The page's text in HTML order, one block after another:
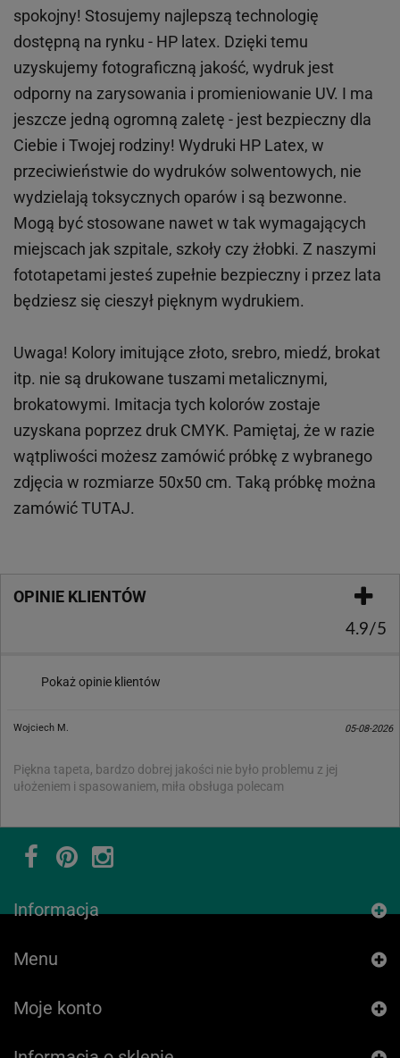
spokojny! Stosujemy najlepszą technologię
dostępną na rynku - HP latex. Dzięki temu
uzyskujemy fotograficzną jakość, wydruk jest
odporny na zarysowania i promieniowanie UV. I ma
jeszcze jedną ogromną zaletę - jest bezpieczny dla
Ciebie i Twojej rodziny! Wydruki HP Latex, w
przeciwieństwie do wydruków solwentowych, nie
wydzielają toksycznych oparów i są bezwonne.
Mogą być stosowane nawet w tak wymagających
miejscach jak szpitale, szkoły czy żłobki. Z naszymi
fototapetami jesteś zupełnie bezpieczny i przez lata
będziesz się cieszył pięknym wydrukiem.
Uwaga! Kolory imitujące złoto, srebro, miedź, brokat
itp. nie są drukowane tuszami metalicznymi,
brokatowymi. Imitacja tych kolorów zostaje
uzyskana poprzez druk CMYK. Pamiętaj, że w razie
wątpliwości możesz zamówić próbkę z wybranego
zdjęcia w rozmiarze 50x50 cm. Taką próbkę można
zamówićTUTAJ.
OPINIE KLIENTÓW
4.9/5
Pokaż opinie klientów
Wojciech M. 05-08-2026
Piękna tapeta, bardzo dobrej jakości nie było problemu z jej
ułożeniem i spasowaniem, miła obsługa polecam
Informacja
Menu
Moje konto